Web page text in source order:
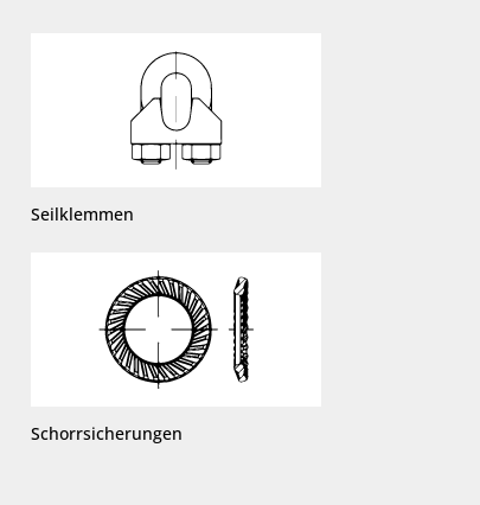
Seilklemmen
Schorrsicherungen